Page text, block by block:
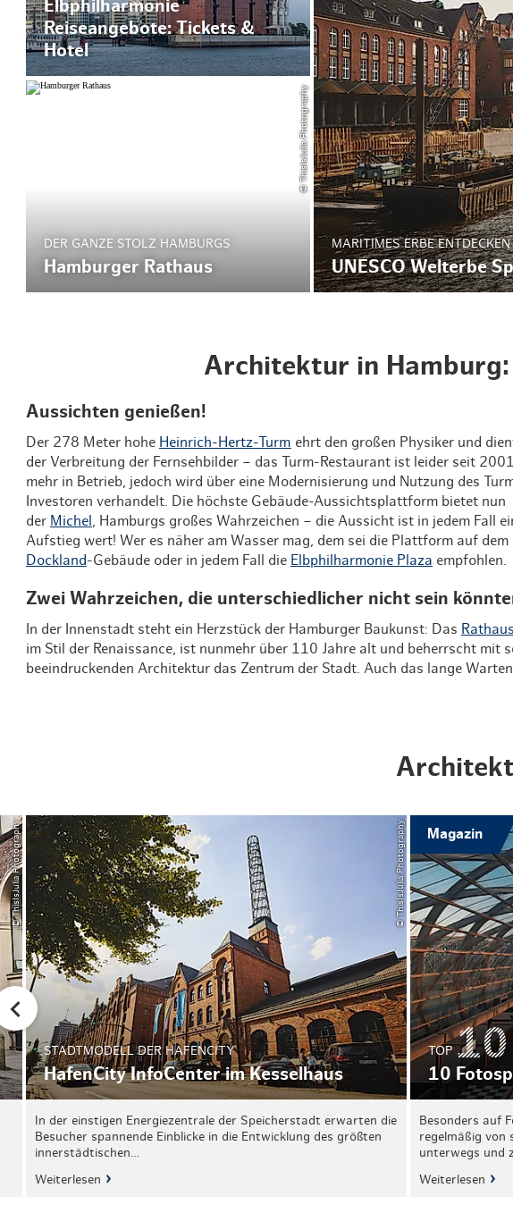
Elbphilharmonie
Reiseangebote: Tickets &
Hotel
MARITIMES ERBE ENTDECKEN
UNESCO Welterbe
© ThisIsJulia Photography
DER GANZE STOLZ HAMBURGS
Hamburger Rathaus
Architektur in Hamburg:
Aussichten genießen!
Der 278 Meter hohe Heinrich-Hertz-Turm ehrt den großen Physiker und
der Verbreitung der Fernsehbilder – das Turm-Restaurant ist leider seit
mehr in Betrieb, jedoch wird über eine Modernisierung und Nutzung des
Investoren verhandelt. Die höchste Gebäude-Aussichtsplattform bietet nun
der Michel
, Hamburgs großes Wahrzeichen – die Aussicht ist in jedem Fall
Aufstieg wert! Wer es näher am Wasser mag, dem sei die Plattform auf dem
Dockland-Gebäude oder in jedem Fall die Elbphilharmonie Plaza empfohlen.
Zwei Wahrzeichen, die unterschiedlicher nicht sein
In der Innenstadt steht ein Herzstück der Hamburger Baukunst: Das Rathaus
im Stil der Renaissance, ist nunmehr über 110 Jahre alt und beherrscht mit
beeindruckenden Architektur das Zentrum der Stadt. Auch das lange
© ThisIsJulia Photography © ThisIsJulia Photography
STADTMODELL DER HAFENCITY
HafenCity InfoCenter im Kesselhaus
In der einstigen Energiezentrale der Speicherstadt erwarten die
Besucher spannende Einblicke in die Entwicklung des größten
innerstädtischen…
Weiterlesen
TOP
10
Magazin
Besonders auf
regelmäßig von
unterwegs und
Weiterlesen